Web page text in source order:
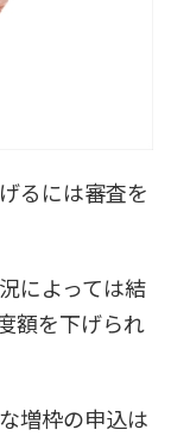
るには審査を
によっては結
額を下げられ
増枠の申込は